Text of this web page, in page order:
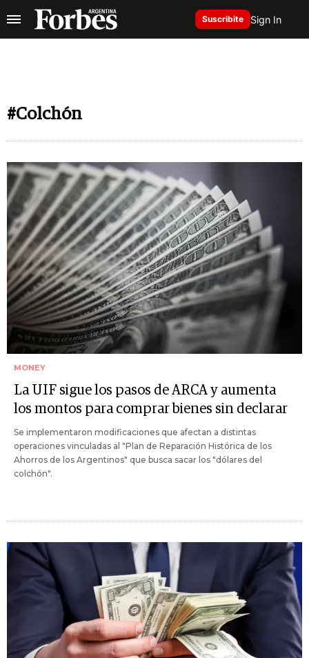
Suscribite Sign In
#Colchón
MONEY
La UIF sigue los pasos de ARCA y aumenta
los montos para comprar bienes sin declarar
Se implementaron modificaciones que afectan a distintas
operaciones vinculadas al "Plan de Reparación Histórica de los
Ahorros de los Argentinos" que busca sacar los "dólares del
colchón".